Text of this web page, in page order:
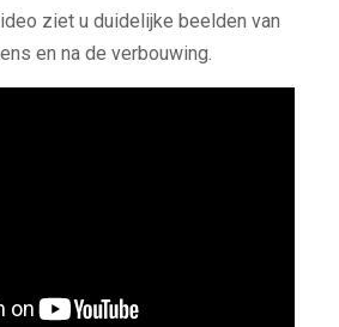
ziet u duidelijke beelden van
en na de verbouwing.